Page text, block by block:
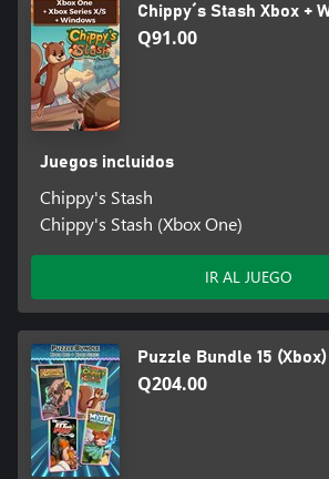
Chippy´s Stash Xbox +
Q91.00
Juegos incluidos
Chippy's Stash
Chippy's Stash (Xbox One)
IR AL JUEGO
Puzzle Bundle 15 (Xbox)
Q204.00